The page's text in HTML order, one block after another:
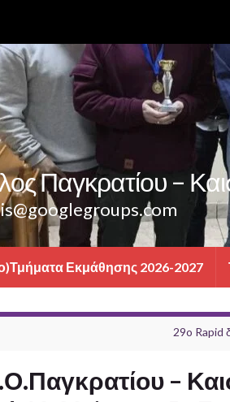
Παγκρατίου –
Εκμάθησης 2026-2027
29o Rapid
–